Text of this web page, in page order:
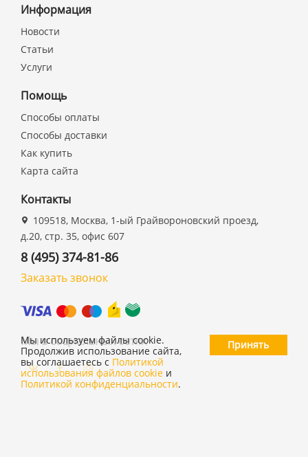
Информация
Новости
Статьи
Услуги
Помощь
Способы оплаты
Способы доставки
Как купить
Карта сайта
Контакты
109518, Москва, 1-ый Грайвороновский проезд,
д.20, стр. 35, офис 607
8 (495) 374-81-86
Заказать звонок
Мы в социальных сетях
Мы используем файлы cookie.
Продолжив использование сайта,
вы соглашаетесь с Политикой
использования файлов cookie и
Политикой конфиденциальности.
Принять